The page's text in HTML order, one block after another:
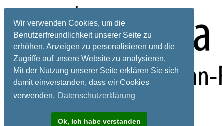
Wir verwenden Cookies, um die
Benutzerfreundlichkeit unserer Seite zu
erhöhen, Anzeigen zu personalisieren und die
Zugriffe auf unsere Website zu analysieren.
Mit der Nutzung unserer Seite erklären Sie sich
damit einverstanden, dass wir Cookies
verwenden. Datenschutzerklärung
Ok, Ich habe verstanden
Registrieren